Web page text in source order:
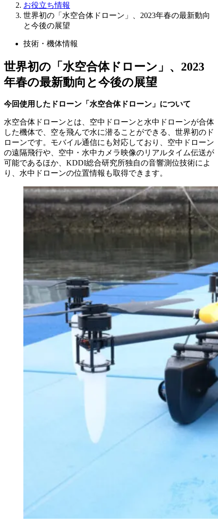
お役立ち情報
世界初の「水空合体ドローン」、2023年春の最新動向
と今後の展望
技術・機体情報
世界初の「水空合体ドローン」、2023
年春の最新動向と今後の展望
今回使用したドローン「水空合体ドローン」について
水空合体ドローンとは、空中ドローンと水中ドローンが合体
した機体で、空を飛んで水に潜ることができる、世界初のド
ローンです。モバイル通信にも対応しており、空中ドローン
の遠隔飛行や、空中・水中カメラ映像のリアルタイム伝送が
可能であるほか、KDDI総合研究所独自の音響測位技術によ
り、水中ドローンの位置情報も取得できます。